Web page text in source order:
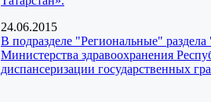
24.06.2015
В подразделе "Региональные"
Министерства здравоохранения
диспансеризации государственных